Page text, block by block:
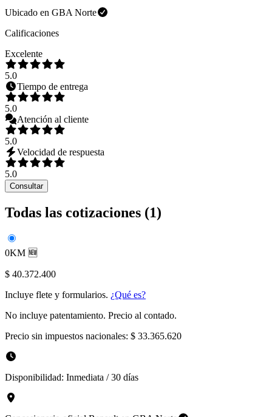
Ubicado en GBA Norte
Calificaciones
Excelente
5.0
Tiempo de entrega
5.0
Atención al cliente
5.0
Velocidad de respuesta
5.0
Consultar
Todas las cotizaciones (1)
0KM 🆕
$ 40.372.400
Incluye flete y formularios. ¿Qué es?
No incluye patentamiento. Precio al contado.
Precio sin impuestos nacionales: $ 33.365.620
Disponibilidad: Inmediata / 30 días